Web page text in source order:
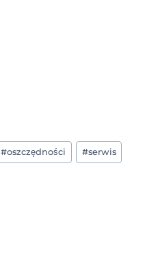
#oszczędności #serwis